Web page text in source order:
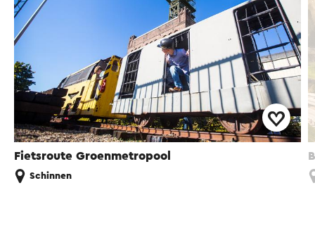
Fietsroute Groenmetropool
Schinnen